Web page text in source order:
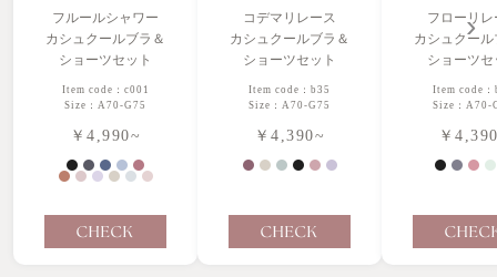
フルールシャワー
カシュクールブラ＆
ショーツセット
Item code：c001
Size：A70-G75
￥4,990~
コデマリレース
カシュクールブラ＆
ショーツセット
Item code：b35
Size：A70-G75
￥4,390~
フローリレ
カシュクー
ショーツセ
Item code：
Size：A70-
￥
›